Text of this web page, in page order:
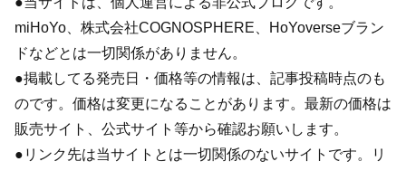
miHoYo、株式会社COGNOSPHERE、HoYoverseブラン
ドなどとは一切関係がありません。
●掲載してる発売日・価格等の情報は、記事投稿時点のも
のです。価格は変更になることがあります。最新の価格は
販売サイト、公式サイト等から確認お願いします。
●リンク先は当サイトとは一切関係のないサイトです。リ